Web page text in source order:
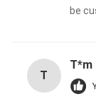
be
T
T*m